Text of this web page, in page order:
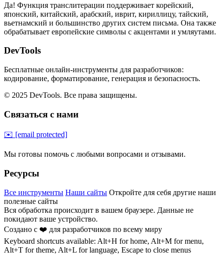
Да! Функция транслитерации поддерживает корейский,
японский, китайский, арабский, иврит, кириллицу, тайский,
вьетнамский и большинство других систем письма. Она также
обрабатывает европейские символы с акцентами и умляутами.
DevTools
Бесплатные онлайн-инструменты для разработчиков:
кодирование, форматирование, генерация и безопасность.
© 2025 DevTools. Все права защищены.
Связаться с нами
✉️ [email protected]
Мы готовы помочь с любыми вопросами и отзывами.
Ресурсы
Все инструменты Наши сайты Откройте для себя другие наши
полезные сайты
Вся обработка происходит в вашем браузере. Данные не
покидают ваше устройство.
Создано с ❤️ для разработчиков по всему миру
Keyboard shortcuts available: Alt+H for home, Alt+M for menu,
Alt+T for theme, Alt+L for language, Escape to close menus